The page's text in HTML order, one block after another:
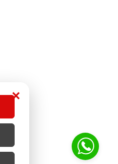
×